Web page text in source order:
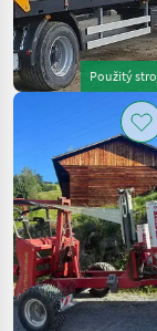
Použitý